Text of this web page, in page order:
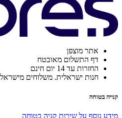
אתר מוצפן
דף התשלום מאובטח
החזרות עד 14 יום חינם
חנות ישראלית. משלוחים מישראל
קנייה בטוחה
מידע נוסף על שירות קניה בטוחה